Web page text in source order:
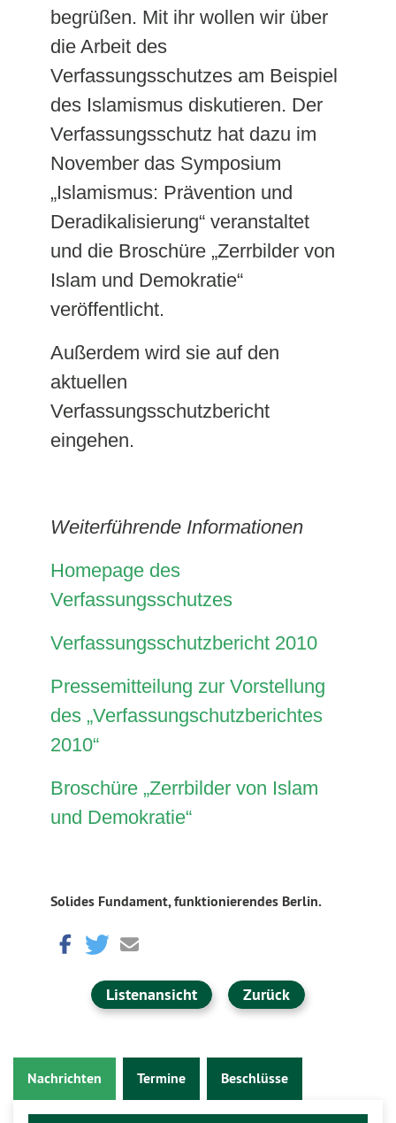
begrüßen. Mit ihr wollen wir über
die Arbeit des
Verfassungsschutzes am Beispiel
des Islamismus diskutieren. Der
Verfassungsschutz hat dazu im
November das Symposium
„Islamismus: Prävention und
Deradikalisierung“ veranstaltet
und die Broschüre „Zerrbilder von
Islam und Demokratie“
veröffentlicht.
Außerdem wird sie auf den
aktuellen
Verfassungsschutzbericht
eingehen.
Weiterführende Informationen
Homepage des
Verfassungsschutzes
Verfassungsschutzbericht 2010
Pressemitteilung zur Vorstellung
des „Verfassungschutzberichtes
2010“
Broschüre „Zerrbilder von Islam
und Demokratie“
Solides Fundament, funktionierendes Berlin.
Listenansicht Zurück
Nachrichten Termine Beschlüsse